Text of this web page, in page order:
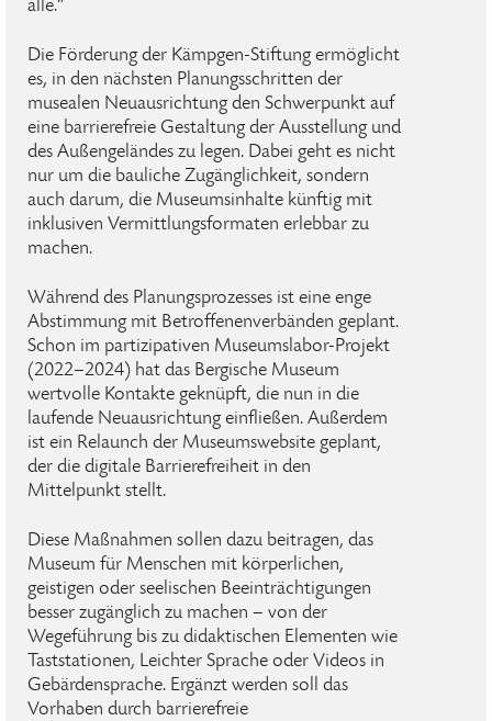
alle.“
Die Förderung der Kämpgen-Stiftung ermöglicht
es, in den nächsten Planungsschritten der
musealen Neuausrichtung den Schwerpunkt auf
eine barrierefreie Gestaltung der Ausstellung und
des Außengeländes zu legen. Dabei geht es nicht
nur um die bauliche Zugänglichkeit, sondern
auch darum, die Museumsinhalte künftig mit
inklusiven Vermittlungsformaten erlebbar zu
machen.
Während des Planungsprozesses ist eine enge
Abstimmung mit Betroffenenverbänden geplant.
Schon im partizipativen Museumslabor-Projekt
(2022–2024) hat das Bergische Museum
wertvolle Kontakte geknüpft, die nun in die
laufende Neuausrichtung einfließen. Außerdem
ist ein Relaunch der Museumswebsite geplant,
der die digitale Barrierefreiheit in den
Mittelpunkt stellt.
Diese Maßnahmen sollen dazu beitragen, das
Museum für Menschen mit körperlichen,
geistigen oder seelischen Beeinträchtigungen
besser zugänglich zu machen – von der
Wegeführung bis zu didaktischen Elementen wie
Taststationen, Leichter Sprache oder Videos in
Gebärdensprache. Ergänzt werden soll das
Vorhaben durch barrierefreie